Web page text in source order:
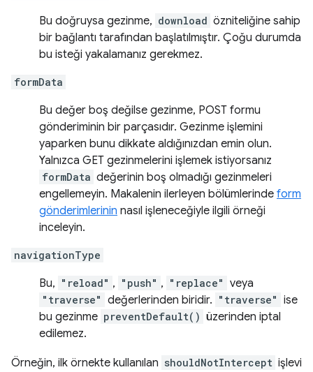
Bu doğruysa gezinme, download özniteliğine sahip
bir bağlantı tarafından başlatılmıştır. Çoğu durumda
bu isteği yakalamanız gerekmez.
formData
Bu değer boş değilse gezinme, POST formu
gönderiminin bir parçasıdır. Gezinme işlemini
yaparken bunu dikkate aldığınızdan emin olun.
Yalnızca GET gezinmelerini işlemek istiyorsanız
formData değerinin boş olmadığı gezinmeleri
engellemeyin. Makalenin ilerleyen bölümlerinde form
gönderimlerinin nasıl işleneceğiyle ilgili örneği
inceleyin.
navigationType
Bu, "reload" , "push" , "replace" veya
"traverse" değerlerinden biridir. "traverse" ise
bu gezinme preventDefault() üzerinden iptal
edilemez.
Örneğin, ilk örnekte kullanılan shouldNotIntercept işlevi